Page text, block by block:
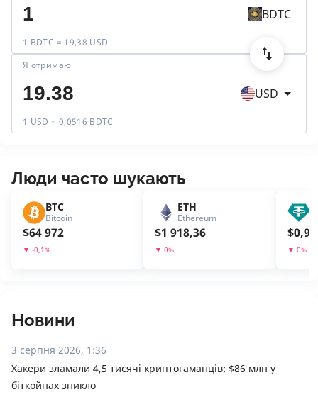
1 BDTC = 19,38 USD
BDTC
Я отримаю
1 USD = 0,0516 BDTC
USD
Люди часто шукають
BTC
Bitcoin
$64 972
▼ -0,1%
ETH
Ethereum
$1 918,36
▼ 0%
$
▼ 0%
Новини
3 серпня 2026, 1:36
Хакери зламали 4,5 тисячі криптогаманців: $86 млн у
біткойнах зникло